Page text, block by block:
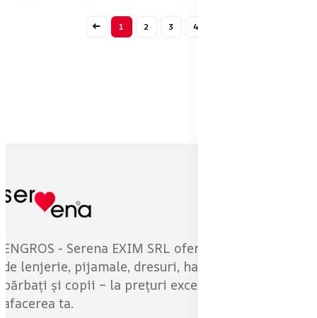
1 2 3 4
ENGROS - Serena EXIM SRL oferă o gamă variată
de lenjerie, pijamale, dresuri, haine pentru femei,
bărbați și copii – la prețuri excelente pentru
afacerea ta.